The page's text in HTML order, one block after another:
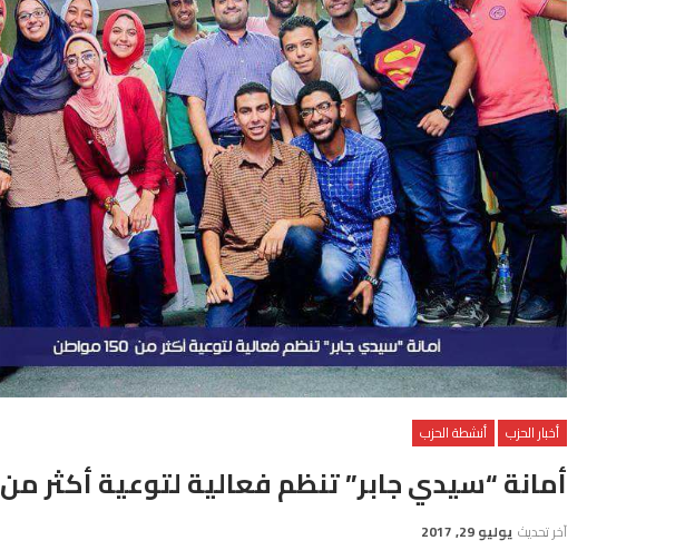
أخبار الحزب أنشطة الحزب
أمانة “سيدي جابر” تنظم فعالية لتوعية أكثر من 150 مواطن.
آخر تحديث يوليو 29, 2017